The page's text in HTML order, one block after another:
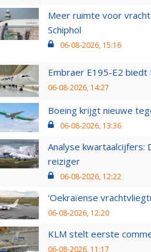
Meer ruimte voor
Schiphol
06-08-2026, 15:16
Embraer E195-E2 biedt
06-08-2026, 14:27
Boeing krijgt nieuwe
06-08-2026, 13:36
Analyse
reiziger
06-08-2026, 12:22
'Oekraïense
06-08-2026, 12:20
KLM stelt eerste
06-08-2026, 11:17